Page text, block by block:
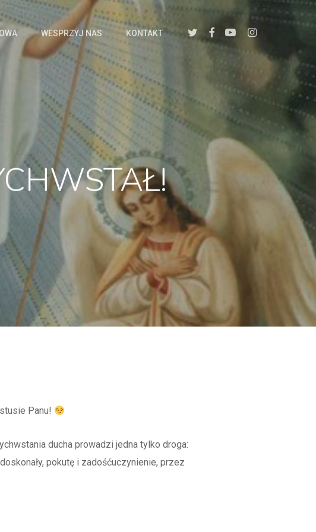
WESPRZYJ NAS KONTAKT twitter facebookyoutubeinstagram
Panu!
ducha prowadzi jedna tylko droga:
pokutę i zadośćuczynienie, przez